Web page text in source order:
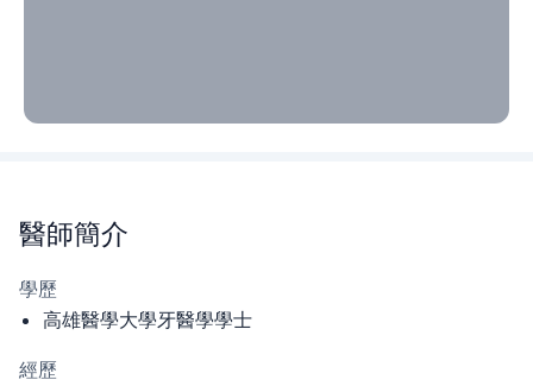
醫師簡介
學歷
高雄醫學大學牙醫學學士
經歷